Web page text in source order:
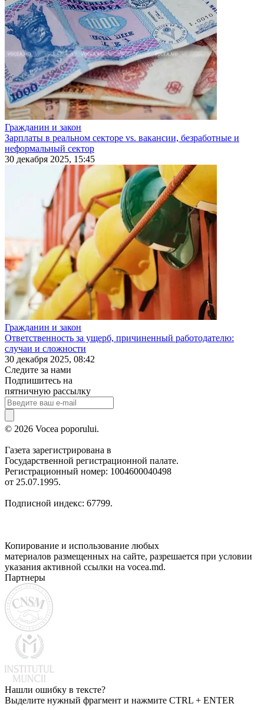
Гражданин и закон
Зарплаты в реальном секторе vs. вакансии, безработные и
неформальный сектор
30 декабря 2025, 15:45
Гражданин и закон
Ответственность за ущерб, причиненный работодателю:
случаи и сложности
30 декабря 2025, 08:42
Следите за нами
Подпишитесь на
пятничную рассылку
© 2026 Vocea poporului.
Газета зарегистрирована в
Государственной регистрационной палате.
Регистрационный номер: 1004600040498
от 25.07.1995.
Подписной индекс: 67799.
Копирование и использование любых
материалов размещенных на сайте, разрешается при условии
указания активной ссылки на vocea.md.
Партнеры
Нашли ошибку в тексте?
Выделите нужный фрагмент и нажмите CTRL + ENTER